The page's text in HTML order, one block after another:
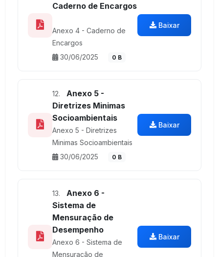
Caderno de Encargos
Anexo 4 - Caderno de
Encargos
30/06/2025
0 B
Baixar
12.
Anexo 5 -
Diretrizes Minimas
Socioambientais
Anexo 5 - Diretrizes
Minimas Socioambientais
30/06/2025
0 B
Baixar
13.
Anexo 6 -
Sistema de
Mensuração de
Desempenho
Anexo 6 - Sistema de
Mensuração de
Baixar